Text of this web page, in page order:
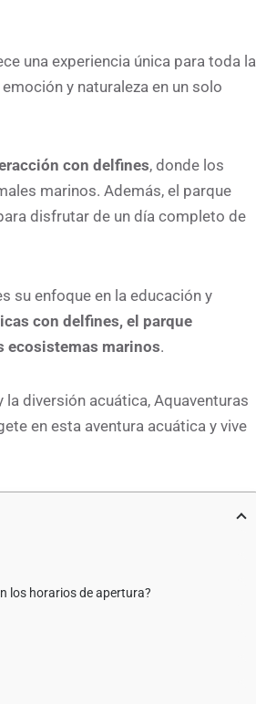
una experiencia única para toda la
y naturaleza en un solo
con delfines, donde los
marinos. Además, el parque
disfrutar de un día completo de
su enfoque en la educación y
con delfines, el parque
ecosistemas marinos.
diversión acuática, Aquaventuras
en esta aventura acuática y vive
los horarios de apertura?